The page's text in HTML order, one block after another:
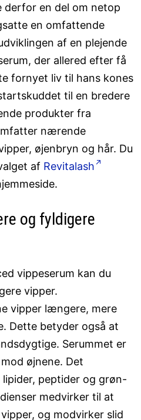
en del om netop
en omfattende
af en plejende
der allered efter få
fornyet liv til hans kones
til en bredere
produkter fra
nærende
øjenbryn og hår. Du
af Revitalash
og fyldigere
vippeserum kan du
vipper.
vipper længere, mere
Dette betyder også at
Serummet er
øjnene. Det
peptider og grøn-
medvirker til at
og modvirker slid